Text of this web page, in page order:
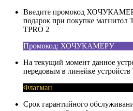
Введите промокод
подарок при покупке магнитол
TPRO 2
Промокод: ХОЧУКАМЕРУ
На текущий момент данное
передовым в линейке устройств
Флагман
Срок гарантийного